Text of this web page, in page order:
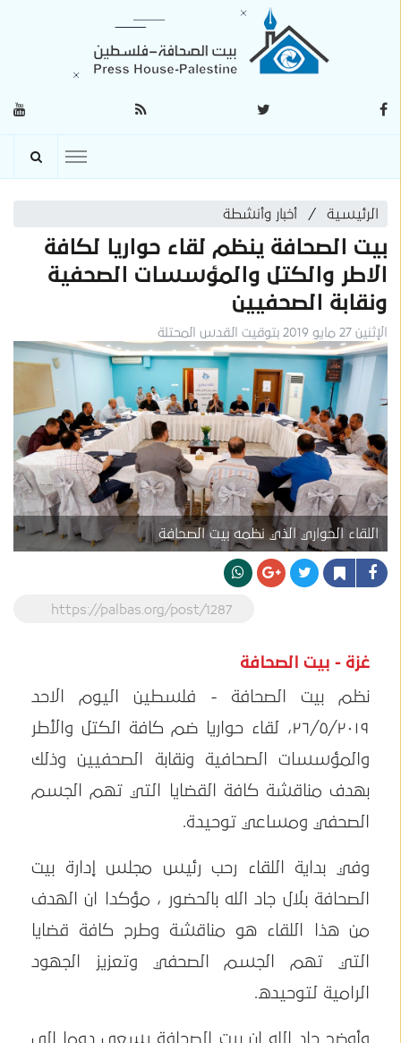
الرئيسية أخبار وأنشطة
بيت الصحافة ينظم لقاء حواريا لكافة
الاطر والكتل والمؤسسات الصحفية
ونقابة الصحفيين
الإثنين 27 مايو 2019 بتوقيت القدس المحتلة
اللقاء الحواري الذي نظمه بيت الصحافة
https://palbas.org/post/1287
غزة - بيت الصحافة
نظم بيت الصحافة - فلسطين اليوم الاحد
٢٦/٥/٢٠١٩، لقاء حواريا ضم كافة الكتل والأطر
والمؤسسات الصحافية ونقابة الصحفيين وذلك
بهدف مناقشة كافة القضايا التي تهم الجسم
الصحفي ومساعي توحيدة.
وفي بداية اللقاء رحب رئيس مجلس إدارة بيت
الصحافة بلال جاد الله بالحضور ، مؤكدا ان الهدف
من هذا اللقاء هو مناقشة وطرح كافة قضايا
التي تهم الجسم الصحفي وتعزيز الجهود
الرامية لتوحيده.
وأوضح جاد الله ان بيت الصحافة يسعى دوما الى